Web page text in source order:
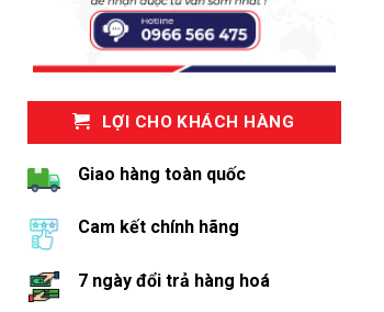
LỢI CHO KHÁCH HÀNG
Giao hàng toàn quốc
Cam kết chính hãng
7 ngày đổi trả hàng hoá